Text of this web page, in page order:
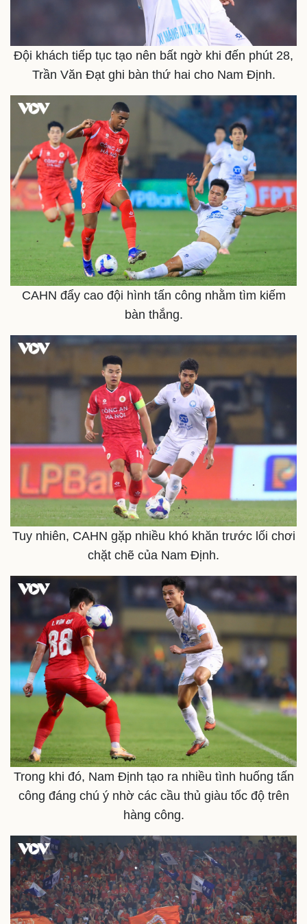
Vũ khí
Việt Nam
Phân tích
Lịch thi đấu bóng đá
Thế giới thể thao
eSports
Hậu trường
Ô tô - Xe máy
Ô tô
Xe máy
Tư vấn
Doanh nghiệp
Thông tin doanh nghiệp
Doanh nghiệp 24h
Doanh nhân
Vì cộng đồng
Công nghệ
Sành điệu
Tin Công nghệ
Trải nghiệm
Chuyển đổi số
Đội khách tiếp tục tạo nên bất ngờ khi đến phút 28,
Trần Văn Đạt ghi bàn thứ hai cho Nam Định.
CAHN đẩy cao đội hình tấn công nhằm tìm kiếm
bàn thắng.
Tuy nhiên, CAHN gặp nhiều khó khăn trước lối chơi
chặt chẽ của Nam Định.
Trong khi đó, Nam Định tạo ra nhiều tình huống tấn
công đáng chú ý nhờ các cầu thủ giàu tốc độ trên
hàng công.